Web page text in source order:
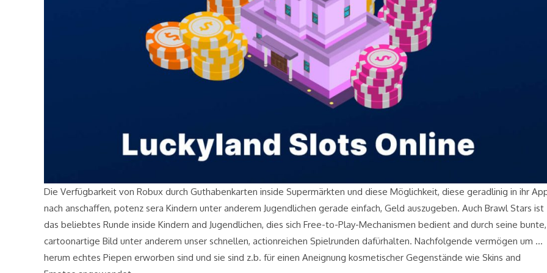
Die Verfügbarkeit von Robux durch Guthabenkarten inside Supermärkten und diese Möglichkeit, diese geradlinig in ihr
nach anschaffen, potenz sera Kindern unter anderem Jugendlichen gerade einfach, Geld auszugeben. Auch Brawl Stars ist
das beliebtes Runde inside Kindern and Jugendlichen, dies sich Free-to-Play-Mechanismen bedient and durch seine bunte,
cartoonartige Bild unter anderem unser schnellen, actionreichen Spielrunden dafürhalten. Nachfolgende vermögen um …
herum echtes Piepen erworben sind und sie sind z.b. für einen Aneignung kosmetischer Gegenstände wie Skins and